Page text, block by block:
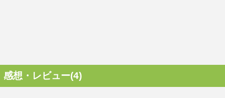
感想・レビュー(4)